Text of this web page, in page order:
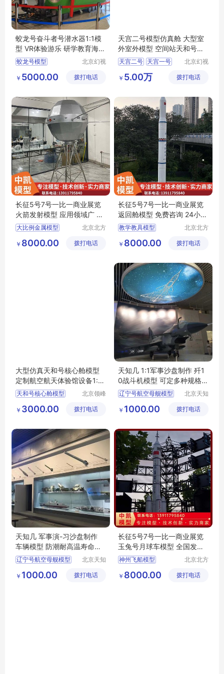
蛟龙号奋斗者号潜水器1:1模
型 VR体验游乐 研学教育海洋
馆科普设备
蛟龙号模型
潜水器模型 航海模型
北京幻视
技有限公
￥ 5000.00 拨打电话
天宫二号模型仿真舱 大型室
外室外模型 空间站天和号模
拟舱
天宫二号 天宫一号
天宫仿真舱
北京幻视
技有限公
￥ 5.00万 拨打电话
长征5号7号一比一商业展览
火箭发射模型 应用领域广 北
方中凯
大比例金属模型
长征5号模型
北京北方
设计有限
￥ 8000.00 拨打电话
长征5号7号一比一商业展览
返回舱模型 免费咨询 24小时
在线 北方中凯
教学教具模型
长征一号模型
北京北方
设计有限
￥ 8000.00 拨打电话
大型仿真天和号核心舱模型
定制航空航天体验馆设备1:1
天宫空间站
天和号核心舱模型
北京领峰
有限公司
￥ 3000.00 拨打电话
天知几 1:1军事沙盘制作 歼1
0战斗机模型 可定多种规格
做工精良
辽宁号航空母舰模型
天宫二号模型
重机枪模型
北京天知
示有限公
￥ 1000.00 拨打电话
天知几 军事演-习沙盘制作
车辆模型 防潮耐高温寿命长
环保材质
辽宁号航空母舰模型
预警指挥机模型
北京天知
示有限公
￥ 1000.00 拨打电话
长征5号7号一比一商业展览
玉兔号月球车模型 全国发货
北方中凯
神州飞船模型
风云系列卫星模型
北京北方
设计有限
￥ 8000.00 拨打电话